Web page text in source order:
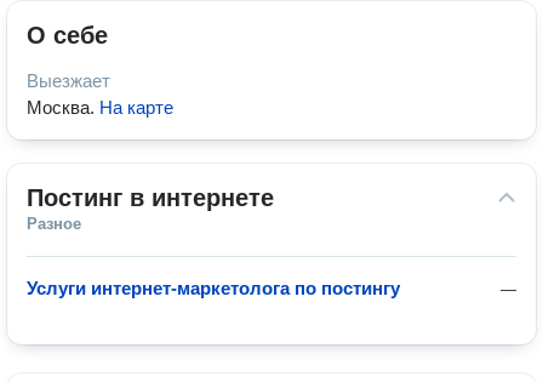
О себе
Выезжает
Москва. На карте
Постинг в интернете
Разное
—
Услуги интернет-маркетолога по постингу